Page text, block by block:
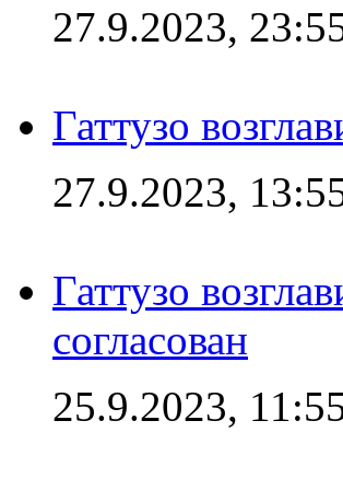
27.9.2023,
Гаттузо
27.9.2023,
Гаттузо
согласован
25.9.2023,